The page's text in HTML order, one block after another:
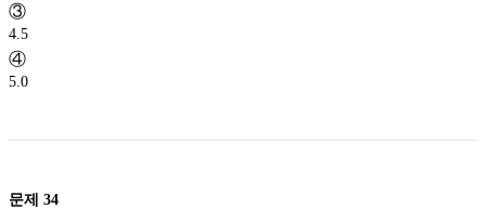
③
4.5
④
5.0
문제 34